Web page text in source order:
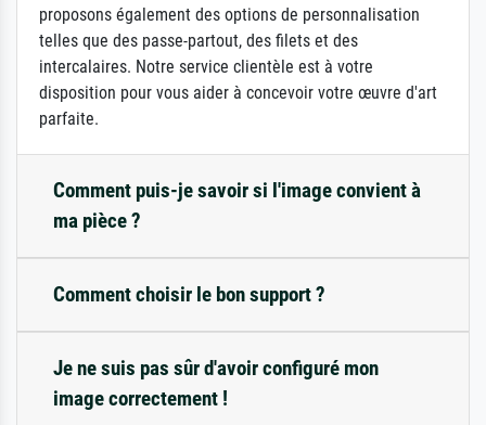
proposons également des options de personnalisation
telles que des passe-partout, des filets et des
intercalaires. Notre service clientèle est à votre
disposition pour vous aider à concevoir votre œuvre d'art
parfaite.
Comment puis-je savoir si l'image convient à
ma pièce ?
Comment choisir le bon support ?
Je ne suis pas sûr d'avoir configuré mon
image correctement !